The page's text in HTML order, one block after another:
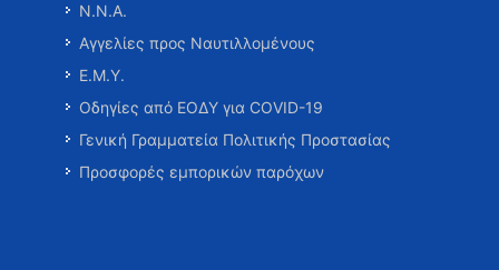
Ν.Ν.Α.
Αγγελίες προς Ναυτιλλομένους
Ε.Μ.Υ.
Οδηγίες από ΕΟΔΥ για COVID-19
Γενική Γραμματεία Πολιτικής Προστασίας
Προσφορές εμπορικών παρόχων